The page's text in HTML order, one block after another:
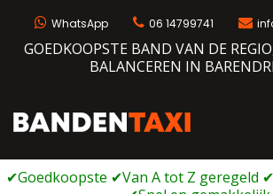
WhatsApp 06 14799741
GOEDKOOPSTE BAND VAN DE
BALANCEREN IN